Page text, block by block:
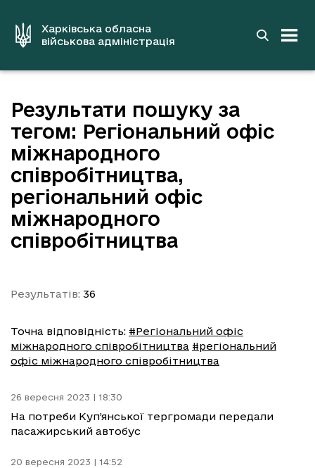
вмістуХарківська обласна
військова адміністрація
Результати пошуку за
тегом: Регіональний офіс
міжнародного
співробітництва,
регіональний офіс
міжнародного
співробітництва
Результатів: 36
Точна відповідність: #Регіональний офіс
міжнародного співробітництва #регіональний
офіс міжнародного співробітництва
26 вересня 2023 | 18:30
На потреби Куп’янської тергромади передали
пасажирський автобус
20 вересня 2023 | 14:52